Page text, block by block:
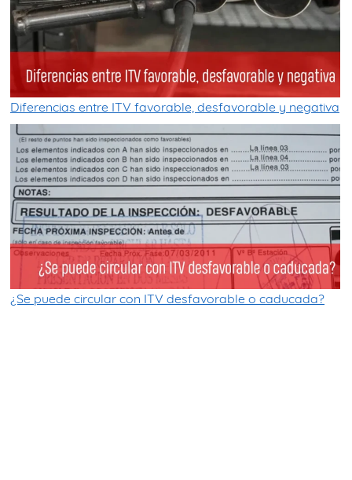
Diferencias entre ITV favorable, desfavorable y negativa
¿Se puede circular con ITV desfavorable o caducada?